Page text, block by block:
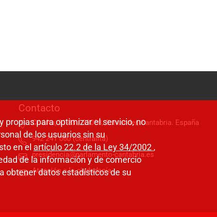
Contacto
C/ Alta, 31-33 / 39008, Santander, Cantabria. España
942 241 060 (centralita)
presidencia@parlamento-cantabria.es
Atención a la ciudadanía
propias para optimizar el servicio, no
de los usuarios sin su
en el artículo 22.2 de la Ley 34/2002 ,
de la información y de comercio
obtener datos estadísticos de su